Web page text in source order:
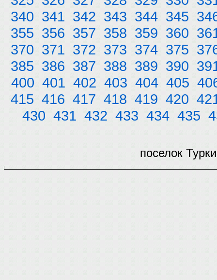
340 341 342 343 344 345
355 356 357 358 359 360
370 371 372 373 374 375
385 386 387 388 389 390
400 401 402 403 404 405
415 416 417 418 419 420
430 431 432 433 434 435
поселок